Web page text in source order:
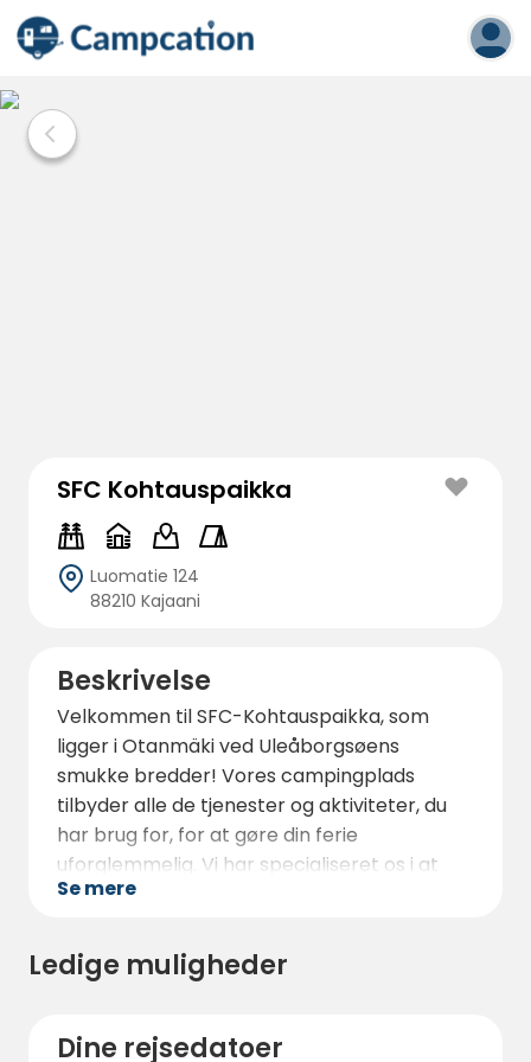
SFC Kohtauspaikka
Luomatie 124
88210 Kajaani
Beskrivelse
Velkommen til SFC-Kohtauspaikka, som
ligger i Otanmäki ved Uleåborgsøens
smukke bredder! Vores campingplads
tilbyder alle de tjenester og aktiviteter, du
har brug for, for at gøre din ferie
uforglemmelig. Vi har specialiseret os i at
betjene både familier og par, og vi tager os
Vores campingplads ligger i fredelige
smukke natur og slappe af ved bredden af
Se mere
Ledige muligheder
Dine rejsedatoer